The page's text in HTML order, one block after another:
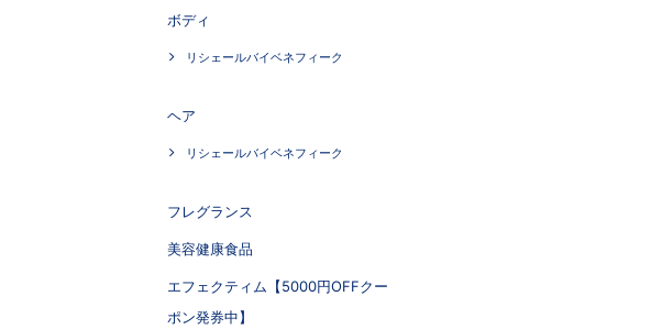
ボディ
リシェールバイベネフィーク
ヘア
リシェールバイベネフィーク
フレグランス
美容健康食品
エフェクティム【5000円OFFクー
ポン発券中】